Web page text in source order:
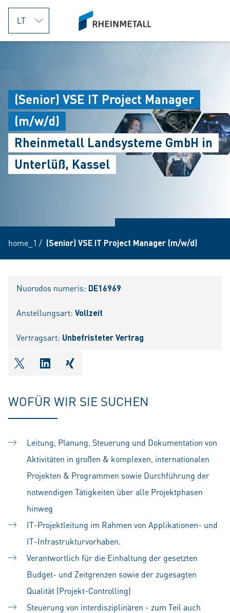
jumpToMain
siteLogo
(Senior) VSE IT Project Manager
(m/w/d)
Rheinmetall Landsysteme GmbH in
Unterlüß, Kassel
home_1 / (Senior) VSE IT Project Manager (m/w/d)
Nuorodos numeris: DE16969
Anstellungsart: Vollzeit
Vertragsart: Unbefristeter Vertrag
shareOntwitter
shareOnlinkedIn
shareOnxing
WOFÜR WIR SIE SUCHEN
Leitung, Planung, Steuerung und Dokumentation von
Aktivitäten in großen & komplexen, internationalen
Projekten & Programmen sowie Durchführung der
notwendigen Tätigkeiten über alle Projektphasen
hinweg
IT-Projektleitung im Rahmen von Applikationen- und
IT-Infrastrukturvorhaben.
Verantwortlich für die Einhaltung der gesetzten
Budget- und Zeitgrenzen sowie der zugesagten
Qualität (Projekt-Controlling)
Steuerung von interdisziplinären - zum Teil auch